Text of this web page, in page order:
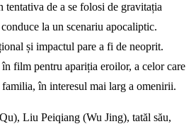
tentativa de a se folosi de gravitația
la un scenariu apocaliptic.
și impactul pare a fi de neoprit.
film pentru apariția eroilor, a celor care
în interesul mai larg a omenirii.
Liu Peiqiang (Wu Jing), tatăl său,